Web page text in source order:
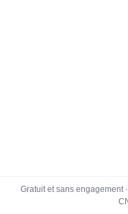
Gratuit et sans engagement